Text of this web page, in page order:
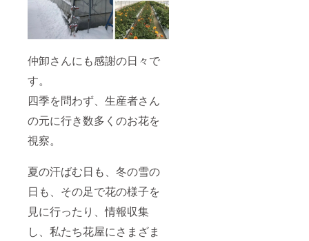
仲卸さんにも感謝の日々で
す。
四季を問わず、生産者さん
の元に行き数多くのお花を
視察。
夏の汗ばむ日も、冬の雪の
日も、その足で花の様子を
見に行ったり、情報収集
し、私たち花屋にさまざま